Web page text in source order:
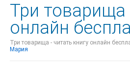
Три товарища
онлайн
Три товарища - читать книгу онлайн
Мария